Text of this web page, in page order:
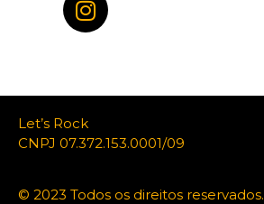
Let’s Rock
CNPJ 07.372.153.0001/09
© 2023 Todos os direitos reservados.